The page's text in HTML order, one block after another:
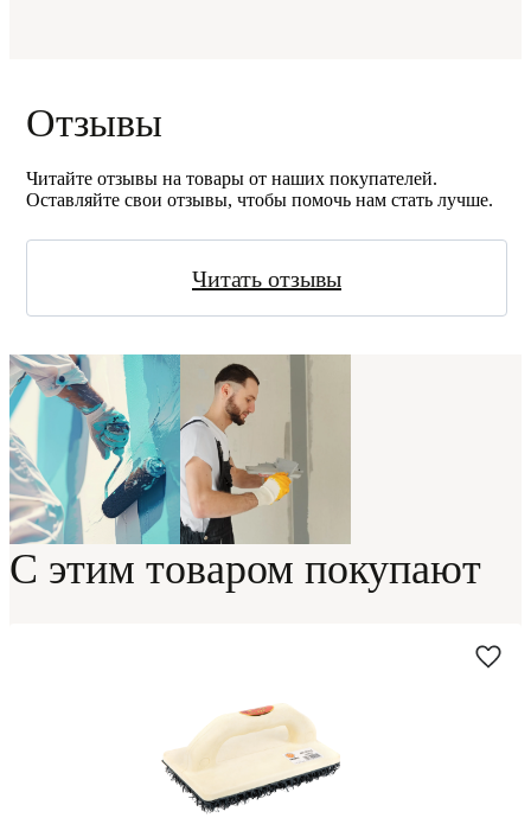
Отзывы
Читайте отзывы на товары от наших покупателей.
Оставляйте свои отзывы, чтобы помочь нам стать лучше.
Читать отзывы
С этим товаром покупают